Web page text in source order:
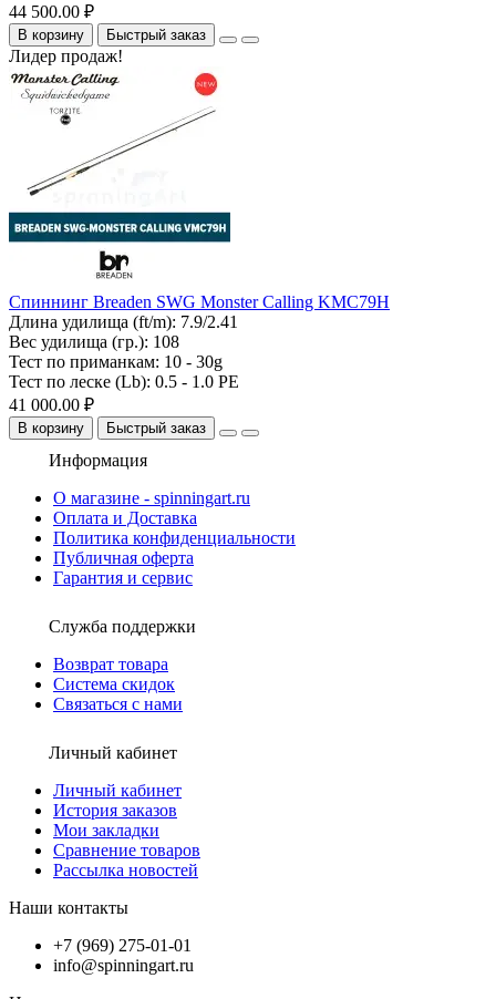
44 500.00 ₽
В корзину Быстрый заказ
Лидер продаж!
Спиннинг Breaden SWG Monster Calling KMC79H
Длина удилища (ft/m): 7.9/2.41
Вес удилища (гр.): 108
Тест по приманкам: 10 - 30g
Тест по леске (Lb): 0.5 - 1.0 PE
41 000.00 ₽
В корзину Быстрый заказ
Информация
О магазине - spinningart.ru
Оплата и Доставка
Политика конфиденциальности
Публичная оферта
Гарантия и сервис
Служба поддержки
Возврат товара
Система скидок
Связаться с нами
Личный кабинет
Личный кабинет
История заказов
Мои закладки
Сравнение товаров
Рассылка новостей
Наши контакты
+7 (969) 275-01-01
info@spinningart.ru